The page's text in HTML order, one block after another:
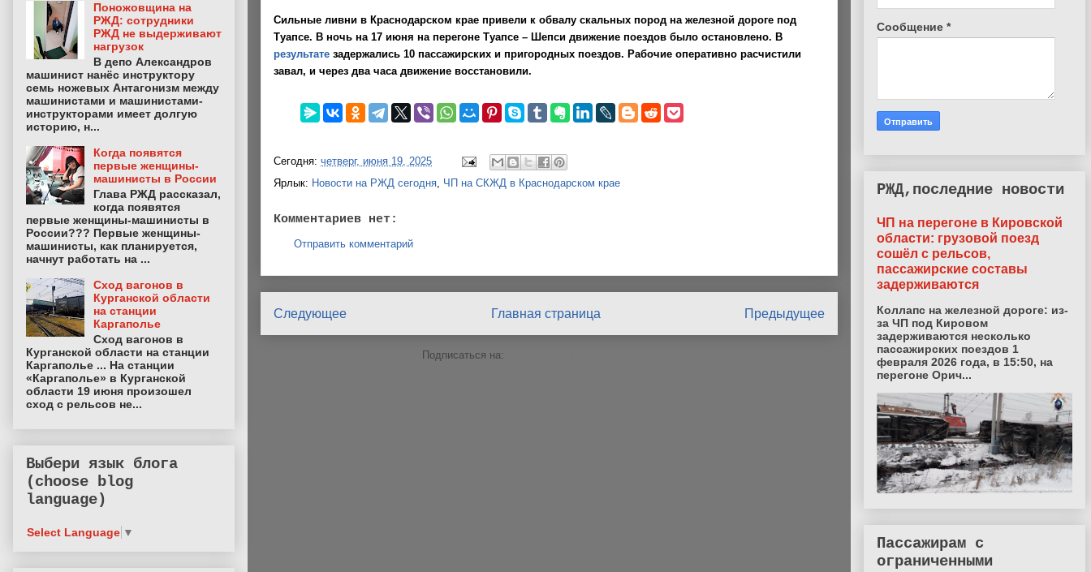
Сильные ливни в Краснодарском крае привели к обвалу скальных пород на железной дороге под
Туапсе. В ночь на 17 июня на перегоне Туапсе – Шепси движение поездов было остановлено. В
результате задержались 10 пассажирских и пригородных поездов. Рабочие оперативно расчистили
завал, и через два часа движение восстановили.
Сегодня: четверг, июня 19, 2025
Ярлык: Новости на РЖД сегодня ЧП на СКЖД в Краснодарском крае
Комментариев нет:
Отправить комментарий
Следующее Предыдущее
Главная страница
Подписаться на:
Поножовщина на
РЖД: сотрудники
РЖД не выдерживают
нагрузок
В депо Александров
машинист нанёс инструктору
семь ножевых Антагонизм между
машинистами и машинистами-
инструкторами имеет долгую
историю, н...
Когда появятся
первые женщины-
машинисты в России
Глава РЖД рассказал,
когда появятся
первые женщины-машинисты в
России??? Первые женщины-
машинисты, как планируется,
начнут работать на ...
Сход вагонов в
Курганской области
на станции
Каргаполье
Сход вагонов в
Курганской области на станции
Каргаполье ... На станции
«Каргаполье» в Курганской
области 19 июня произошел
сход с рельсов не...
Выбери язык блога
(choose blog
language)
Select Language ▼
Сообщение *
РЖД,последние новости
ЧП на перегоне в Кировской
области: грузовой поезд
сошёл с рельсов,
пассажирские составы
задерживаются
Коллапс на железной дороге: из-
за ЧП под Кировом
задерживаются несколько
пассажирских поездов 1
февраля 2026 года, в 15:50, на
перегоне Орич...
Пассажирам с
ограниченными